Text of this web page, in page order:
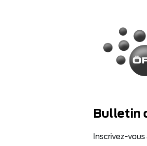
Bulletin
Inscrivez-